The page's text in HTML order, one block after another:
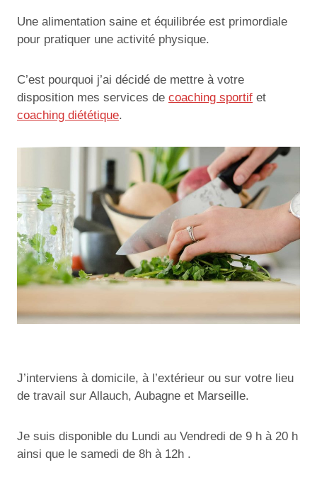
Une alimentation saine et équilibrée est primordiale
pour pratiquer une activité physique.
C’est pourquoi j’ai décidé de mettre à votre
disposition mes services de coaching sportif et
coaching diététique.
J’interviens à domicile, à l’extérieur ou sur votre lieu
de travail sur Allauch, Aubagne et Marseille.
Je suis disponible du Lundi au Vendredi de 9 h à 20 h
ainsi que le samedi de 8h à 12h .